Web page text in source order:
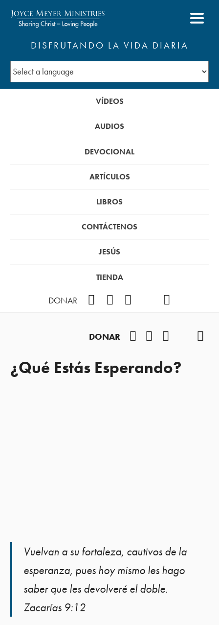
DISFRUTANDO LA VIDA DIARIA
VÍDEOS
AUDIOS
DEVOCIONAL
ARTÍCULOS
LIBROS
CONTÁCTENOS
JESÚS
TIENDA
DONAR
DONAR
¿Qué Estás Esperando?
Vuelvan a su fortaleza, cautivos de la
esperanza, pues hoy mismo les hago
saber que les devolveré el doble.
Zacarías 9:12